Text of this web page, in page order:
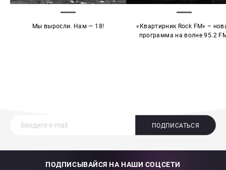
Мы выросли. Нам — 18!
«Квартирник Rock FM» –
программа на волне 95.2
ПОДПИСАТЬСЯ
ПОДПИСЫВАЙСЯ НА НАШИ СОЦСЕТИ